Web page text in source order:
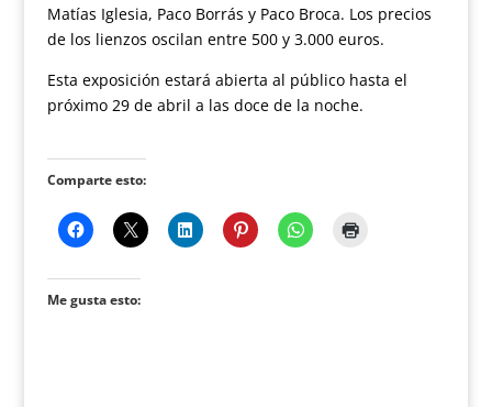
Matías Iglesia, Paco Borrás y Paco Broca. Los precios
de los lienzos oscilan entre 500 y 3.000 euros.
Esta exposición estará abierta al público hasta el
próximo 29 de abril a las doce de la noche.
Comparte esto:
Me gusta esto: